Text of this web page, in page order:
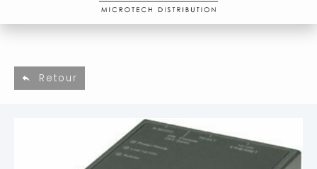
Retour